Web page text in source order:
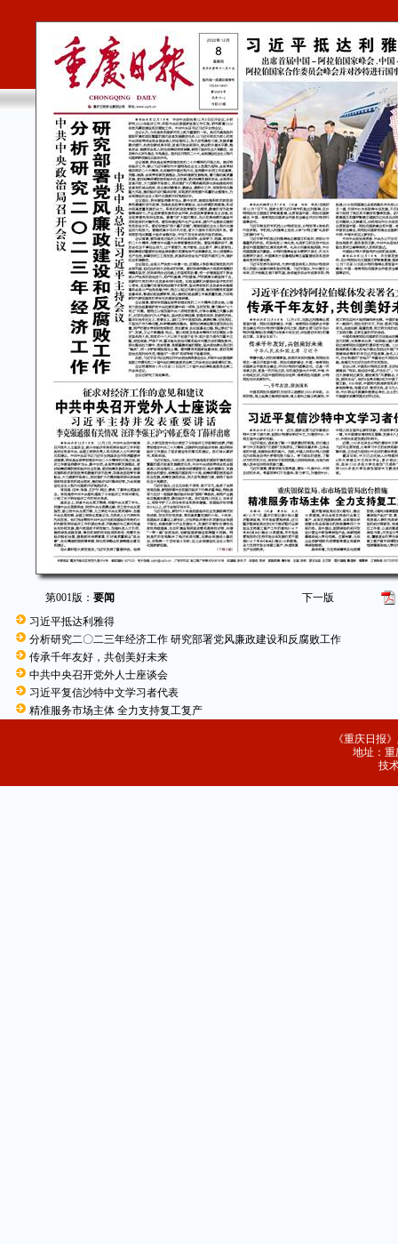
第001版：要闻
下一版
习近平抵达利雅得
分析研究二〇二三年经济工作 研究部署党风廉政建设和反腐败工作
传承千年友好，共创美好未来
中共中央召开党外人士座谈会
习近平复信沙特中文学习者代表
精准服务市场主体 全力支持复工复产
《重庆日报
地址：重
技